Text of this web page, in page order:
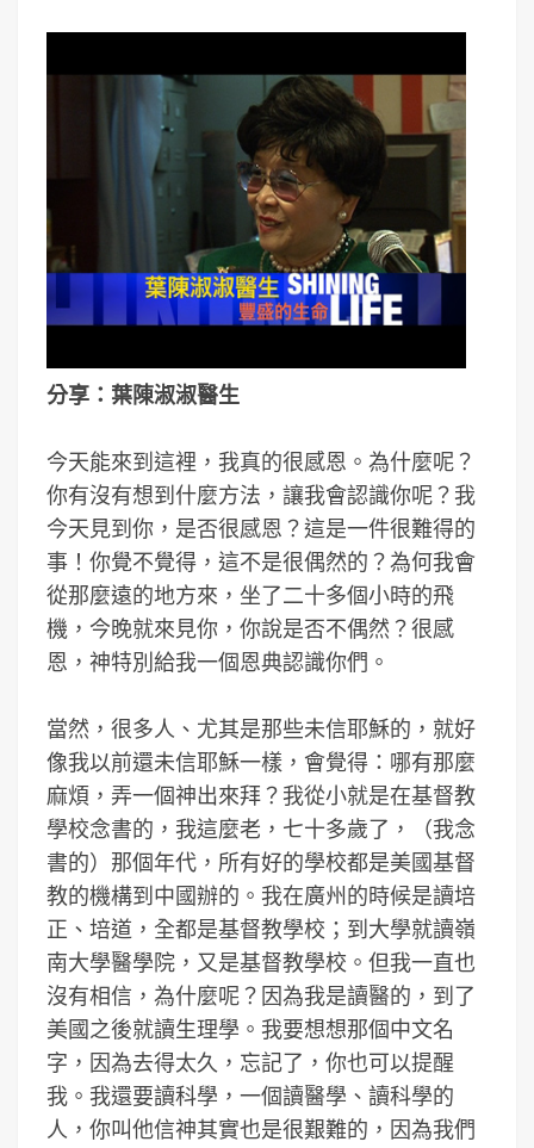
分享：葉陳淑淑醫生
今天能來到這裡，我真的很感恩。為什麼呢？
你有沒有想到什麼方法，讓我會認識你呢？我
今天見到你，是否很感恩？這是一件很難得的
事！你覺不覺得，這不是很偶然的？為何我會
從那麼遠的地方來，坐了二十多個小時的飛
機，今晚就來見你，你說是否不偶然？很感
恩，神特別給我一個恩典認識你們。
當然，很多人、尤其是那些未信耶穌的，就好
像我以前還未信耶穌一樣，會覺得：哪有那麼
麻煩，弄一個神出來拜？我從小就是在基督教
學校念書的，我這麼老，七十多歲了，（我念
書的）那個年代，所有好的學校都是美國基督
教的機構到中國辦的。我在廣州的時候是讀培
正、培道，全都是基督教學校；到大學就讀嶺
南大學醫學院，又是基督教學校。但我一直也
沒有相信，為什麼呢？因為我是讀醫的，到了
美國之後就讀生理學。我要想想那個中文名
字，因為去得太久，忘記了，你也可以提醒
我。我還要讀科學，一個讀醫學、讀科學的
人，你叫他信神其實也是很艱難的，因為我們